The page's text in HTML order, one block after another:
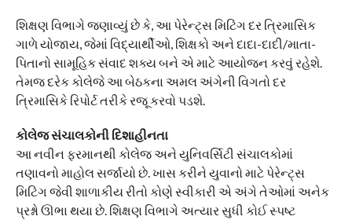
શિક્ષણ વિભાગે જણાવ્યું છે કે, આ પેરેન્ટ્સ મિટિંગ દર ત્રિમાસિક
ગાળે યોજાય, જેમાં વિદ્યાર્થીઓ, શિક્ષકો અને દાદા-દાદી/માતા-
પિતાનો સામૂહિક સંવાદ શક્ય બને એ માટે આયોજન કરવું રહેશે.
તેમજ દરેક કોલેજે આ બેઠકના અમલ અંગેની વિગતો દર
ત્રિમાસિકે રિપોર્ટ તરીકે રજૂ કરવો પડશે.
કોલેજ સંચાલકોની દિશાહીનતા
આ નવીન ફરમાનથી કોલેજ અને યુનિવર્સિટી સંચાલકોમાં
તણાવનો માહોલ સર્જાયો છે. ખાસ કરીને યુવાનો માટે પેરેન્ટ્સ
મિટિંગ જેવી શાળાકીય રીતો કોણે સ્વીકારી એ અંગે તેઓમાં અનેક
પ્રશ્નો ઊભા થયા છે. શિક્ષણ વિભાગે અત્યાર સુધી કોઈ સ્પષ્ટ